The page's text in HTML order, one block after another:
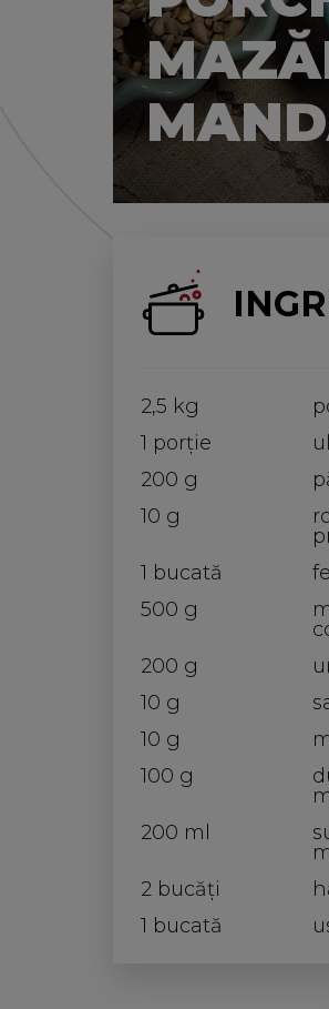
2,5 kg
1 porţie
200 g
10 g
1 bucată
500 g
200 g
10 g
10 g
100 g
200 ml
2 bucăţi
1 bucată